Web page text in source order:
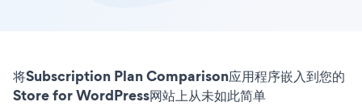
将Subscription Plan Comparison应用程序嵌入到您的
Store for WordPress网站上从未如此简单